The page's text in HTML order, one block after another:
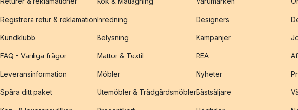
Registrera retur & reklamation
Kundklubb
FAQ - Vanliga frågor
Leveransinformation
Spåra ditt paket
Inredning
Belysning
Mattor & Textil
Möbler
Utemöbler & Trädgårdsmöbler
Designers
Kampanjer
REA
Nyheter
Bästsäljare